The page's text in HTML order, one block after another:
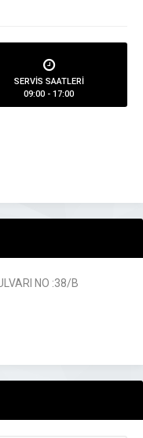
SERVİS SAATLERİ
09:00 - 17:00
NO :38/B